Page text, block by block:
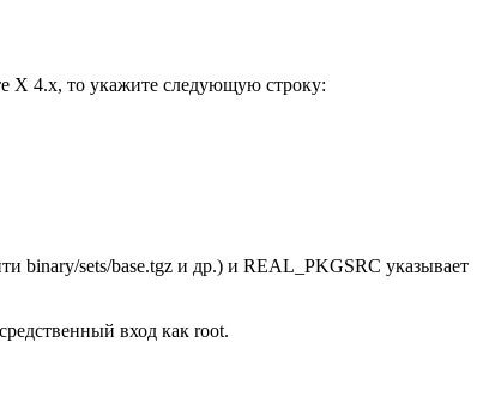
X 4.x, то укажите следующую строку:
binary/sets/base.tgz и др.) и REAL_PKGSRC указывает
вход как root.